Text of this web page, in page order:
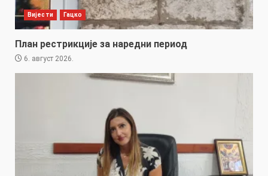
Вијести Гацко
План рестрикције за наредни период
6. август 2026.